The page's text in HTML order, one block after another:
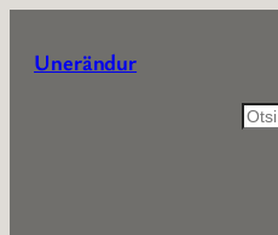
sisuUnerändur
Otsi